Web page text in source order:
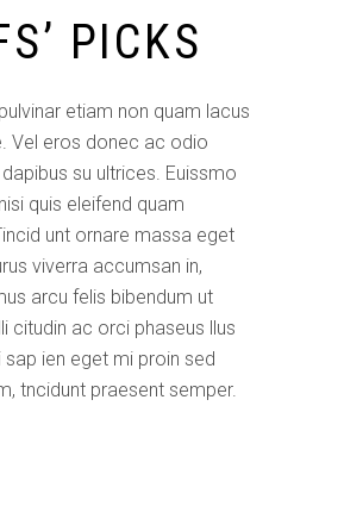
PICKS
etiam non quam lacus
Vel eros donec ac odio
su ultrices. Euissmo
quis eleifend quam
unt ornare massa eget
viverra accumsan in,
arcu felis bibendum ut
citudin ac orci phaseus llus
sap ien eget mi proin sed
tncidunt praesent semper.